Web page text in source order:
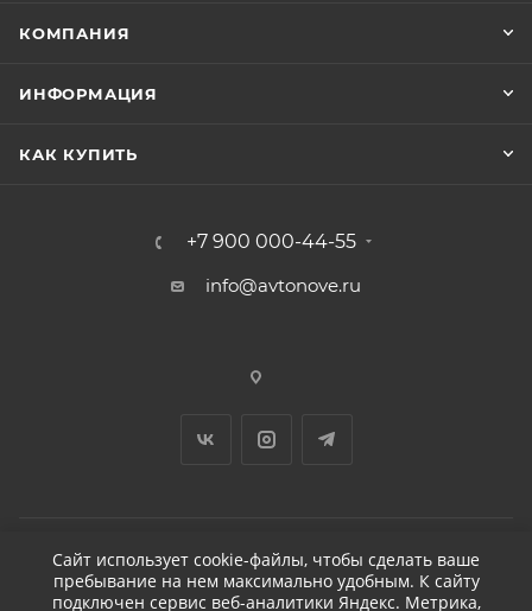
КОМПАНИЯ
ИНФОРМАЦИЯ
КАК КУПИТЬ
+7 900 000-44-55
info@avtonove.ru
2026 © ДЕТЕЙЛИНГ-МАРКЕТ АВТОНОВЬЕ
Сайт использует cookie-файлы, чтобы сделать ваше
пребывание на нем максимально удобным. К cайту
подключен сервис веб-аналитики Яндекс. Метрика,